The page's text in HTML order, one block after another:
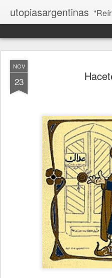
utopiasargentinas "Reír nos hizo
NOV
23